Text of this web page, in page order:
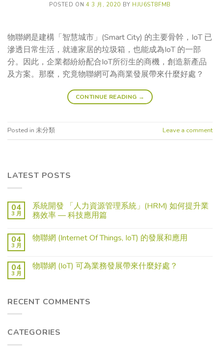
POSTED ON 4 3 月, 2020 BY HJU6ST8FMB
物聯網是建構「智慧城市」(Smart City) 的主要骨幹，IoT 已
滲透日常生活，就連家居的垃圾箱，也能成為IoT 的一部
分。因此，企業都紛紛配合IoT所衍生的商機，創造新產品
及方案。那麼，究竟物聯網可為商業發展帶來什麼好處？
CONTINUE READING →
Posted in 未分類 Leave a comment
LATEST POSTS
04
3 月
系統開發 「人力資源管理系統」(HRM) 如何提升業
務效率 — 科技應用篇
04
3 月
物聯網 (Internet Of Things, IoT) 的發展和應用
04
3 月
物聯網 (IoT) 可為業務發展帶來什麼好處？
RECENT COMMENTS
CATEGORIES